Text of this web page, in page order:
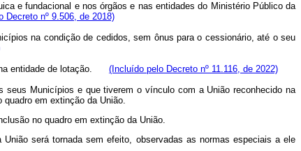
e fundacional e nos órgãos e nas entidades do Ministério Público da
Decreto nº 9.506, de 2018)
na condição de cedidos, sem ônus para o cessionário, até o seu
na entidade de lotação. (Incluído pelo Decreto nº 11.116, de 2022)
Municípios e que tiverem o vínculo com a União reconhecido na
em extinção da União.
no quadro em extinção da União.
será tornada sem efeito, observadas as normas especiais a ele